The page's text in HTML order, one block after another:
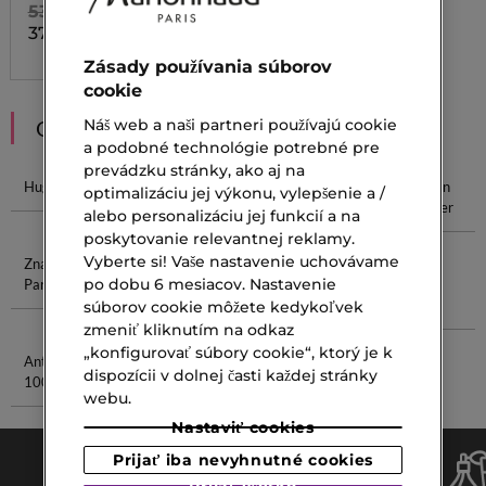
53,00 €
37,10 €
ODPORÚČANIA
Huge Boss
Arabské
Parfumy
Parfum SK
Parfum Jean
Paul Gaultier
Značkové
Parfémy
Angel Parfum Rosy Glow
Svieže
Antiperspirant
100ml
Phantom
Parfum
Zásady používania súborov
cookie
Náš web a naši partneri používajú cookie
a podobné technológie potrebné pre
prevádzku stránky, ako aj na
optimalizáciu jej výkonu, vylepšenie a /
alebo personalizáciu jej funkcií a na
poskytovanie relevantnej reklamy.
Vyberte si! Vaše nastavenie uchovávame
po dobu 6 mesiacov. Nastavenie
súborov cookie môžete kedykoľvek
zmeniť kliknutím na odkaz
„konfigurovať súbory cookie“, ktorý je k
dispozícii v dolnej časti každej stránky
webu.
Nastaviť cookies
Prijať iba nevyhnutné cookies